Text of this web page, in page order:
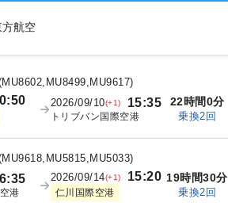
航空
MU8602,MU8499,MU9617)
2026/09/10(+1) 15:35
トリブバン国際空港
22時間0分
乗換2回
MU9618,MU5815,MU5033)
港
2026/09/14(+1) 15:20
仁川国際空港
19時間30分
乗換2回